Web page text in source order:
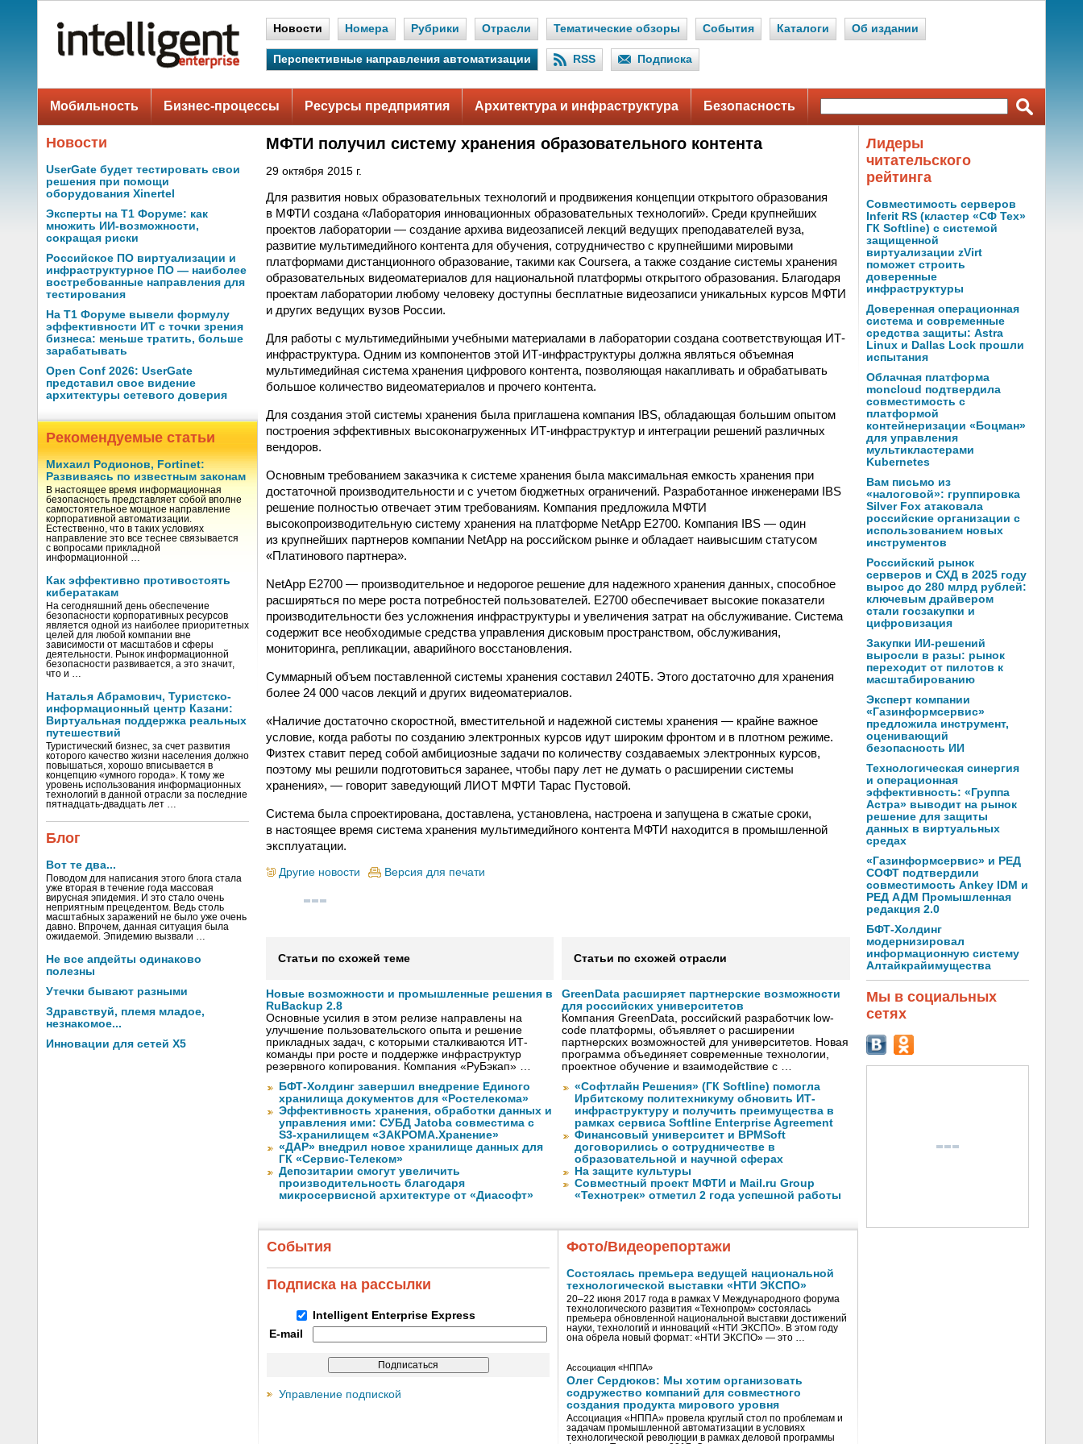
Новости Номера Рубрики Отрасли Тематические обзоры События Каталоги Об издании
Перспективные направления автоматизации RSS Подписка
Мобильность Бизнес-процессы Ресурсы предприятия Архитектура и инфраструктура Безопасность
Новости
UserGate будет тестировать свои
решения при помощи
оборудования Xinertel
Эксперты на Т1 Форуме: как
множить ИИ-возможности,
сокращая риски
Российское ПО виртуализации и
инфраструктурное ПО — наиболее
востребованные направления для
тестирования
На Т1 Форуме вывели формулу
эффективности ИТ с точки зрения
бизнеса: меньше тратить, больше
зарабатывать
Open Conf 2026: UserGate
представил свое видение
архитектуры сетевого доверия
Рекомендуемые статьи
Михаил Родионов, Fortinet:
Развиваясь по известным законам
В настоящее время информационная
безопасность представляет собой вполне
самостоятельное мощное направление
корпоративной автоматизации.
Естественно, что в таких условиях
направление это все теснее связывается
с вопросами прикладной
информационной …
Как эффективно противостоять
кибератакам
На сегодняшний день обеспечение
безопасности корпоративных ресурсов
является одной из наиболее приоритетных
целей для любой компании вне
зависимости от масштабов и сферы
деятельности. Рынок информационной
безопасности развивается, а это значит,
что и …
Наталья Абрамович, Туристско-
информационный центр Казани:
Виртуальная поддержка реальных
путешествий
Туристический бизнес, за счет развития
которого качество жизни населения должно
повышаться, хорошо вписывается в
концепцию «умного города». К тому же
уровень использования информационных
технологий в данной отрасли за последние
пятнадцать-двадцать лет …
Блог
Вот те два...
Поводом для написания этого блога стала
уже вторая в течение года массовая
вирусная эпидемия. И это стало очень
неприятным прецедентом. Ведь столь
масштабных заражений не было уже очень
давно. Впрочем, данная ситуация была
ожидаемой. Эпидемию вызвали …
Не все апдейты одинаково
полезны
Утечки бывают разными
Здравствуй, племя младое,
незнакомое...
Инновации для сетей X5
МФТИ получил систему хранения образовательного контента
29 октября 2015 г.
Для развития новых образовательных технологий и продвижения концепции открытого образования
в МФТИ создана «Лаборатория инновационных образовательных технологий». Среди крупнейших
проектов лаборатории — создание архива видеозаписей лекций ведущих преподавателей вуза,
развитие мультимедийного контента для обучения, сотрудничество с крупнейшими мировыми
платформами дистанционного образование, такими как Coursera, а также создание системы хранения
образовательных видеоматериалов для национальной платформы открытого образования. Благодаря
проектам лаборатории любому человеку доступны бесплатные видеозаписи уникальных курсов МФТИ
и других ведущих вузов России.
Для работы с мультимедийными учебными материалами в лаборатории создана соответствующая ИТ-
инфраструктура. Одним из компонентов этой ИТ-инфраструктуры должна являться объемная
мультимедийная система хранения цифрового контента, позволяющая накапливать и обрабатывать
большое количество видеоматериалов и прочего контента.
Для создания этой системы хранения была приглашена компания IBS, обладающая большим опытом
построения эффективных высоконагруженных ИТ-инфраструктур и интеграции решений различных
вендоров.
Основным требованием заказчика к системе хранения была максимальная емкость хранения при
достаточной производительности и с учетом бюджетных ограничений. Разработанное инженерами IBS
решение полностью отвечает этим требованиям. Компания предложила МФТИ
высокопроизводительную систему хранения на платформе NetApp E2700. Компания IBS — один
из крупнейших партнеров компании NetApp на российском рынке и обладает наивысшим статусом
«Платинового партнера».
NetApp E2700 — производительное и недорогое решение для надежного хранения данных, способное
расширяться по мере роста потребностей пользователей. E2700 обеспечивает высокие показатели
производительности без усложнения инфраструктуры и увеличения затрат на обслуживание. Система
содержит все необходимые средства управления дисковым пространством, обслуживания,
мониторинга, репликации, аварийного восстановления.
Суммарный объем поставленной системы хранения составил 240ТБ. Этого достаточно для хранения
более 24 000 часов лекций и других видеоматериалов.
«Наличие достаточно скоростной, вместительной и надежной системы хранения — крайне важное
условие, когда работы по созданию электронных курсов идут широким фронтом и в плотном режиме.
Физтех ставит перед собой амбициозные задачи по количеству создаваемых электронных курсов,
поэтому мы решили подготовиться заранее, чтобы пару лет не думать о расширении системы
хранения», — говорит заведующий ЛИОТ МФТИ Тарас Пустовой.
Система была спроектирована, доставлена, установлена, настроена и запущена в сжатые сроки,
в настоящее время система хранения мультимедийного контента МФТИ находится в промышленной
эксплуатации.
Другие новости Версия для печати
Статьи по схожей теме
Новые возможности и промышленные решения в
RuBackup 2.8
Основные усилия в этом релизе направлены на
улучшение пользовательского опыта и решение
прикладных задач, с которыми сталкиваются ИТ-
команды при росте и поддержке инфраструктур
резервного копирования. Компания «РуБэкап» …
БФТ-Холдинг завершил внедрение Единого
хранилища документов для «Ростелекома»
Эффективность хранения, обработки данных и
управления ими: СУБД Jatoba совместима с
S3-хранилищем «ЗАКРОМА.Хранение»
«ДАР» внедрил новое хранилище данных для
ГК «Сервис-Телеком»
Депозитарии смогут увеличить
производительность благодаря
микросервисной архитектуре от «Диасофт»
Статьи по схожей отрасли
GreenData расширяет партнерские возможности
для российских университетов
Компания GreenData, российский разработчик low-
code платформы, объявляет о расширении
партнерских возможностей для университетов. Новая
программа объединяет современные технологии,
проектное обучение и взаимодействие с …
«Софтлайн Решения» (ГК Softline) помогла
Ирбитскому политехникуму обновить ИТ-
инфраструктуру и получить преимущества в
рамках сервиса Softline Enterprise Agreement
Финансовый университет и BPMSoft
договорились о сотрудничестве в
образовательной и научной сферах
На защите культуры
Совместный проект МФТИ и Mail.ru Group
«Технотрек» отметил 2 года успешной работы
События
Подписка на рассылки
Intelligent Enterprise Express
E-mail
Управление подпиской
Фото/Видеорепортажи
Состоялась премьера ведущей национальной
технологической выставки «НТИ ЭКСПО»
20–22 июня 2017 года в рамках V Международного форума
технологического развития «Технопром» состоялась
премьера обновленной национальной выставки достижений
науки, технологий и инноваций «НТИ ЭКСПО». В этом году
она обрела новый формат: «НТИ ЭКСПО» — это …
Ассоциация «НППА»
Олег Сердюков: Мы хотим организовать
содружество компаний для совместного
создания продукта мирового уровня
Ассоциация «НППА» провела круглый стол по проблемам и
задачам промышленной автоматизации в условиях
технологической революции в рамках деловой программы
Лидеры
читательского
рейтинга
Совместимость серверов
Inferit RS (кластер «СФ Тех»
ГК Softline) с системой
защищенной
виртуализации zVirt
поможет строить
доверенные
инфраструктуры
Доверенная операционная
система и современные
средства защиты: Astra
Linux и Dallas Lock прошли
испытания
Облачная платформа
moncloud подтвердила
совместимость с
платформой
контейнеризации «Боцман»
для управления
мультикластерами
Kubernetes
Вам письмо из
«налоговой»: группировка
Silver Fox атаковала
российские организации с
использованием новых
инструментов
Российский рынок
серверов и СХД в 2025 году
вырос до 280 млрд рублей:
ключевым драйвером
стали госзакупки и
цифровизация
Закупки ИИ-решений
выросли в разы: рынок
переходит от пилотов к
масштабированию
Эксперт компании
«Газинформсервис»
предложила инструмент,
оценивающий
безопасность ИИ
Технологическая синергия
и операционная
эффективность: «Группа
Астра» выводит на рынок
решение для защиты
данных в виртуальных
средах
«Газинформсервис» и РЕД
СОФТ подтвердили
совместимость Ankey IDM и
РЕД АДМ Промышленная
редакция 2.0
БФТ-Холдинг
модернизировал
информационную систему
Алтайкрайимущества
Мы в социальных
сетях